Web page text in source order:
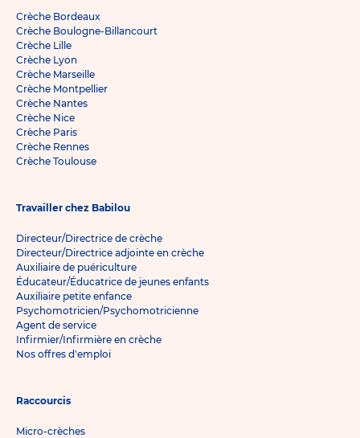
Crèche Bordeaux
Crèche Boulogne-Billancourt
Crèche Lille
Crèche Lyon
Crèche Marseille
Crèche Montpellier
Crèche Nantes
Crèche Nice
Crèche Paris
Crèche Rennes
Crèche Toulouse
Travailler chez Babilou
Directeur/Directrice de crèche
Directeur/Directrice adjointe en crèche
Auxiliaire de puériculture
Éducateur/Éducatrice de jeunes enfants
Auxiliaire petite enfance
Psychomotricien/Psychomotricienne
Agent de service
Infirmier/Infirmière en crèche
Nos offres d'emploi
Raccourcis
Micro-crèches